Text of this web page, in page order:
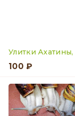
Улитки
100 ₽